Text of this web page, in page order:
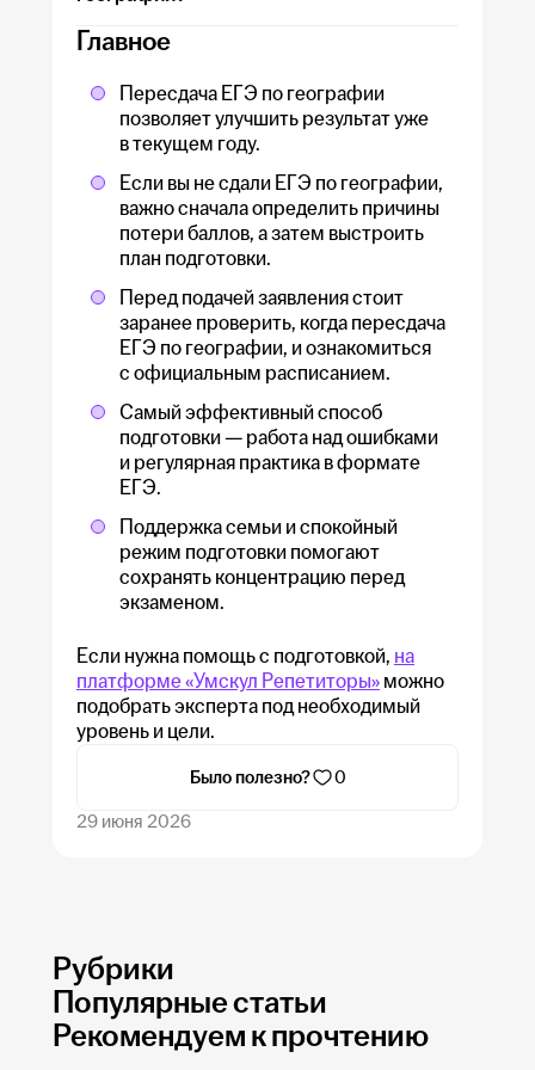
и эффективной.
Нет. Гораздо полезнее сосредоточиться
решать задания в формате экзамена.
Главное
Пересдача ЕГЭ по географии
позволяет улучшить результат уже
в текущем году.
Если вы не сдали ЕГЭ по географии,
важно сначала определить причины
потери баллов, а затем выстроить
план подготовки.
Перед подачей заявления стоит
заранее проверить, когда пересдача
ЕГЭ по географии, и ознакомиться
с официальным расписанием.
Самый эффективный способ
подготовки — работа над ошибками
и регулярная практика в формате
ЕГЭ.
Поддержка семьи и спокойный
режим подготовки помогают
сохранять концентрацию перед
экзаменом.
Если нужна помощь с подготовкой, на
платформе «Умскул Репетиторы»можно
подобрать эксперта под необходимый
уровень и цели.
Было полезно?
0
29 июня 2026
Рубрики
Популярные статьи
Рекомендуем к прочтению